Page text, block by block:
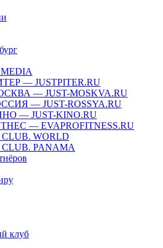
— JUSTPITER.RU
— JUST-MOSKVA.RU
— JUST-ROSSYA.RU
— JUST-KINO.RU
— EVAPROFITNESS.RU
WORLD
PANAMA
клуб